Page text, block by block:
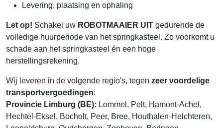
Levering, plaatsing en ophaling
Let op! Schakel uw ROBOTMAAIER UIT gedurende de
volledige huurperiode van het springkasteel. Zo voorkomt u
schade aan het springkasteel én een hoge
herstellingsrekening.
Wij leveren in de volgende regio's, tegen zeer voordelige
transportvergoedingen:
Provincie Limburg (BE): Lommel, Pelt, Hamont-Achel,
Hechtel-Eksel, Bocholt, Peer, Bree, Houthalen-Helchteren,